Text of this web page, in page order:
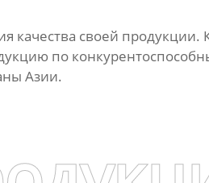
качества своей продукции.
по
Азии.